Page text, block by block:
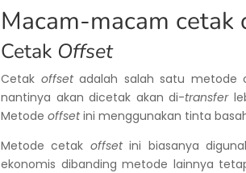
Macam-macam cetak
Cetak Offset
Cetak offsetadalah salah satu metode
nantinya akan dicetak akan di-transfer
Metode offsetini menggunakan tinta
Metode cetak offsetini biasanya
ekonomis dibanding metode lainnya